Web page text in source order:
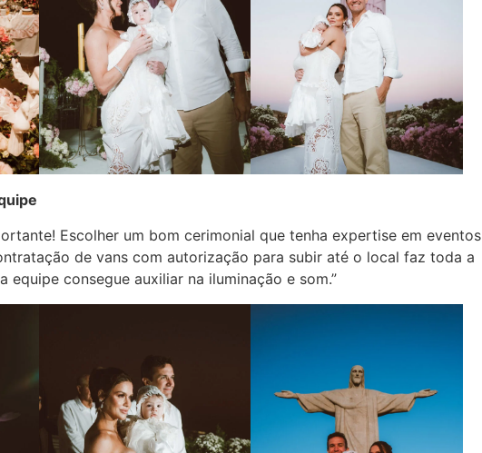
Escolher um bom cerimonial que tenha expertise em eventos
de vans com autorização para subir até o local faz toda a
equipe consegue auxiliar na iluminação e som.”